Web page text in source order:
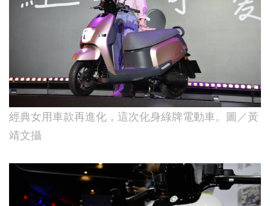
經典女用車款再進化，這次化身綠牌電動車。圖／黃
靖文攝